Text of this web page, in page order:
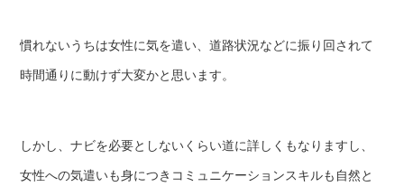
慣れないうちは女性に気を遣い、道路状況などに振り回されて
時間通りに動けず大変かと思います。
しかし、ナビを必要としないくらい道に詳しくもなりますし、
女性への気遣いも身につきコミュニケーションスキルも自然と